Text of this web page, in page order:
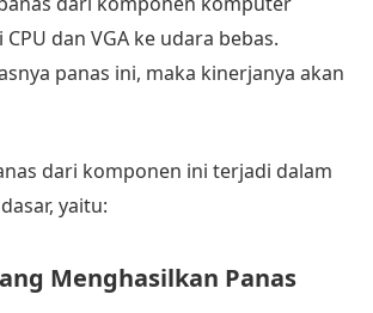
dan VGA ke udara bebas.
panas ini, maka kinerjanya akan
dari komponen ini terjadi dalam
yaitu:
Menghasilkan Panas